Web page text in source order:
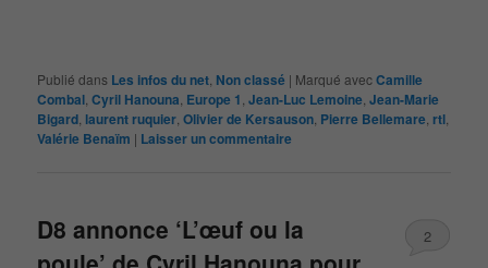
Publié dans Les infos du net, Non classé | Marqué avecCamille
Combal,Cyril Hanouna, Europe 1,Jean-Luc Lemoine,Jean-Marie
Bigard, laurent ruquier,Olivier de Kersauson, Pierre Bellemare, rtl,
Valérie Benaïm | Laisser un commentaire
D8 annonce ‘L’œuf ou la
2